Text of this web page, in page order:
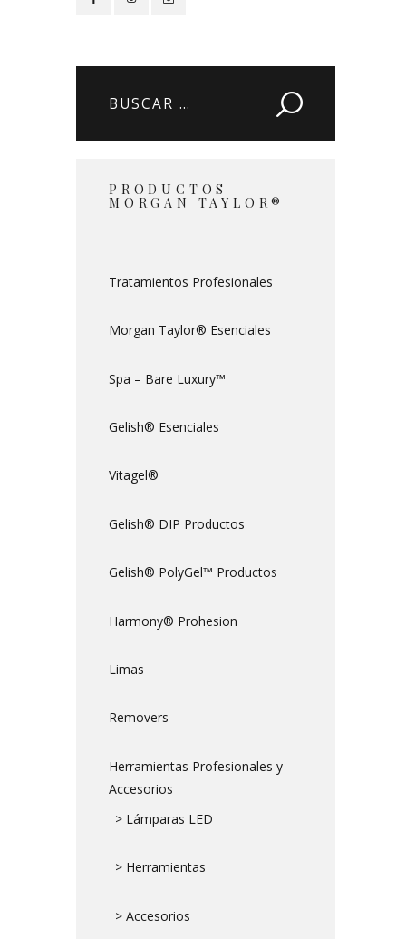
Buscar:
PRODUCTOS
MORGAN TAYLOR®
Tratamientos Profesionales
Morgan Taylor® Esenciales
Spa – Bare Luxury™
Gelish® Esenciales
Vitagel®
Gelish® DIP Productos
Gelish® PolyGel™ Productos
Harmony® Prohesion
Limas
Removers
Herramientas Profesionales y
Accesorios
> Lámparas LED
> Herramientas
> Accesorios